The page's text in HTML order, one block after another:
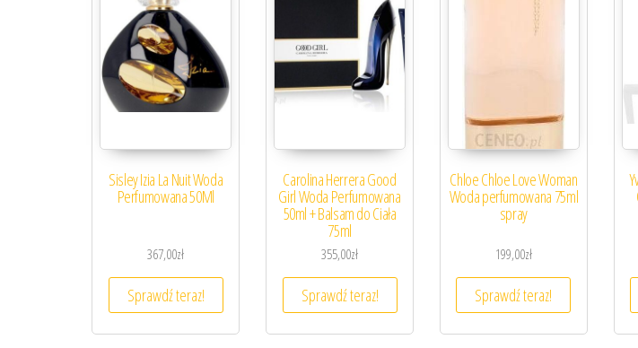
Sisley Izia La Nuit Woda
Perfumowana 50Ml
367,00zł
Sprawdź teraz!
Carolina Herrera Good
Girl Woda Perfumowana
50ml + Balsam do Ciała
75ml
355,00zł
Sprawdź teraz!
Chloe Chloe Love Woman
Woda perfumowana 75ml
spray
199,00zł
Sprawdź teraz!